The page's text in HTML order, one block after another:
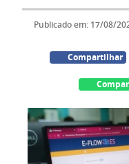
Publicado em: 17/08/
Compartilhar